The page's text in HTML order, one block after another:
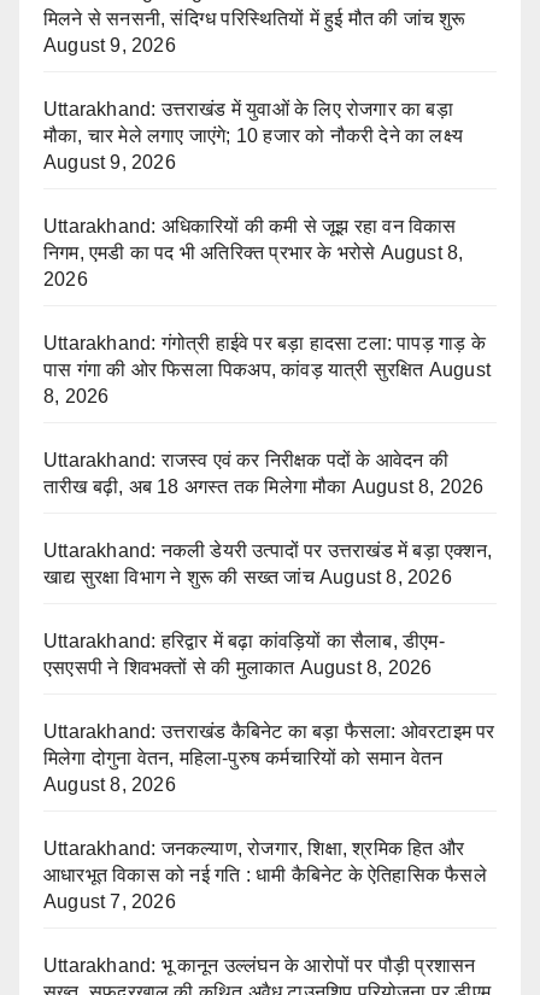
मिलने से सनसनी, संदिग्ध परिस्थितियों में हुई मौत की जांच शुरू
August 9, 2026
Uttarakhand: उत्तराखंड में युवाओं के लिए रोजगार का बड़ा
मौका, चार मेले लगाए जाएंगे; 10 हजार को नौकरी देने का लक्ष्य
August 9, 2026
Uttarakhand: अधिकारियों की कमी से जूझ रहा वन विकास
निगम, एमडी का पद भी अतिरिक्त प्रभार के भरोसे August 8,
2026
Uttarakhand: गंगोत्री हाईवे पर बड़ा हादसा टला: पापड़ गाड़ के
पास गंगा की ओर फिसला पिकअप, कांवड़ यात्री सुरक्षित August
8, 2026
Uttarakhand: राजस्व एवं कर निरीक्षक पदों के आवेदन की
तारीख बढ़ी, अब 18 अगस्त तक मिलेगा मौका August 8, 2026
Uttarakhand: नकली डेयरी उत्पादों पर उत्तराखंड में बड़ा एक्शन,
खाद्य सुरक्षा विभाग ने शुरू की सख्त जांच August 8, 2026
Uttarakhand: हरिद्वार में बढ़ा कांवड़ियों का सैलाब, डीएम-
एसएसपी ने शिवभक्तों से की मुलाकात August 8, 2026
Uttarakhand: उत्तराखंड कैबिनेट का बड़ा फैसला: ओवरटाइम पर
मिलेगा दोगुना वेतन, महिला-पुरुष कर्मचारियों को समान वेतन
August 8, 2026
Uttarakhand: जनकल्याण, रोजगार, शिक्षा, श्रमिक हित और
आधारभूत विकास को नई गति : धामी कैबिनेट के ऐतिहासिक फैसले
August 7, 2026
Uttarakhand: भू कानून उल्लंघन के आरोपों पर पौड़ी प्रशासन